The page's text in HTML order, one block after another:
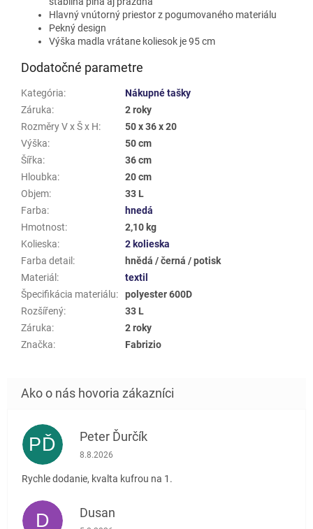
Hlavný vnútorný priestor z pogumovaného materiálu
Pekný design
Výška madla vrátane koliesok je 95 cm
Dodatočné parametre
Kategória:
Nákupné tašky
Záruka:
2 roky
Rozměry V x Š x H:
50 x 36 x 20
Výška:
50 cm
Šířka:
36 cm
Hloubka:
20 cm
Objem:
33 L
Farba:
hnedá
Hmotnost:
2,10 kg
Kolieska:
2 kolieska
Farba detail :
hnědá / černá / potisk
Materiál :
textil
Špecifikácia materiálu:
polyester 600D
Rozšířený:
33 L
Záruka:
2 roky
Značka: Fabrizio
PĎ Peter Ďurčík
Hodnotenie obchodu je 5 z 5 hviezdičiek.
8.8.2026
Rychle dodanie, kvalta kufrou na 1.
D Dusan